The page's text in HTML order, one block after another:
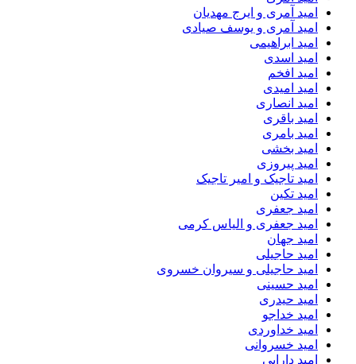
امید آمری و ایرج مهدیان
امید آمری و یوسف صیادی
امید ابراهیمی
امید اسدی
امید افخم
امید امیدی
امید انصاری
امید باقری
امید بامری
امید بخشی
امید پیروزی
امید تاجیک و امیر تاجیک
امید تکین
امید جعفری
امید جعفری و الیاس کرمی
امید جهان
امید حاجیلی
امید حاجیلی و سیروان خسروی
امید حسینی
امید حیدری
امید خداجو
امید خداوردی
امید خسروانی
امید دارابی